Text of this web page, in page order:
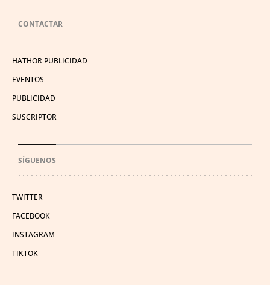
CONTACTAR
HATHOR PUBLICIDAD
EVENTOS
PUBLICIDAD
SUSCRIPTOR
SÍGUENOS
TWITTER
FACEBOOK
INSTAGRAM
TIKTOK